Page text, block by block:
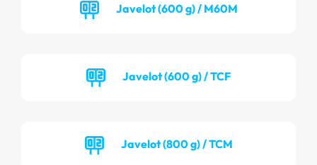
Javelot (600 g) / M60M
Javelot (600 g) / TCF
Javelot (800 g) / TCM